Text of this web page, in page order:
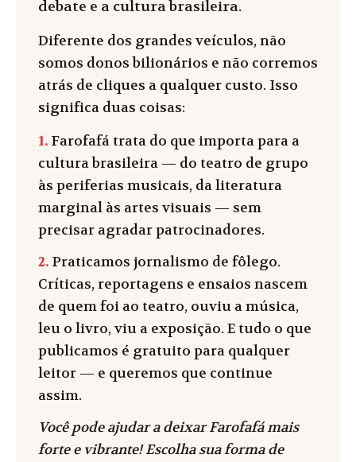
debate e a cultura brasileira.
Diferente dos grandes veículos, não
somos donos bilionários e não corremos
atrás de cliques a qualquer custo. Isso
significa duas coisas:
1. Farofafá trata do que importa para a
cultura brasileira — do teatro de grupo
às periferias musicais, da literatura
marginal às artes visuais — sem
precisar agradar patrocinadores.
2. Praticamos jornalismo de fôlego.
Críticas, reportagens e ensaios nascem
de quem foi ao teatro, ouviu a música,
leu o livro, viu a exposição. E tudo o que
publicamos é gratuito para qualquer
leitor — e queremos que continue
assim.
Você pode ajudar a deixar Farofafá mais
forte e vibrante! Escolha sua forma de